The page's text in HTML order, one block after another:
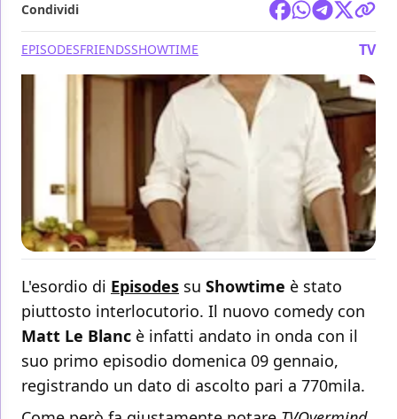
Condividi
EPISODESFRIENDSSHOWTIME TV
L'esordio di Episodes su Showtime è stato
piuttosto interlocutorio. Il nuovo comedy con
Matt Le Blanc è infatti andato in onda con il
suo primo episodio domenica 09 gennaio,
registrando un dato di ascolto pari a 770mila.